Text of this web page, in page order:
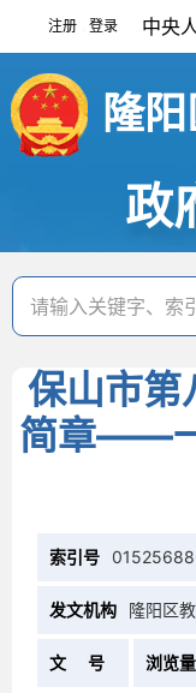
注册 登录 中央
隆
政
保山市
简章——
索引号
发文机构 隆阳区
文 号 浏览量